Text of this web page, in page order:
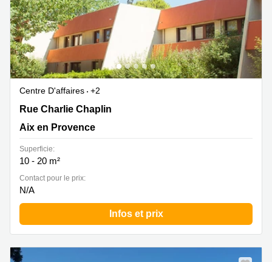
Centre D'affaires
+2
Rue Charlie Chaplin 15, Aix en Provence
Rue Charlie Chaplin
Aix en Provence
Superficie:
10 - 20 m²
Contact pour le prix:
N/A
Infos et prix